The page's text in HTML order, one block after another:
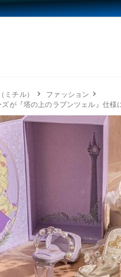
チル）
ファッション
ズが『塔の上のラプンツェル』仕